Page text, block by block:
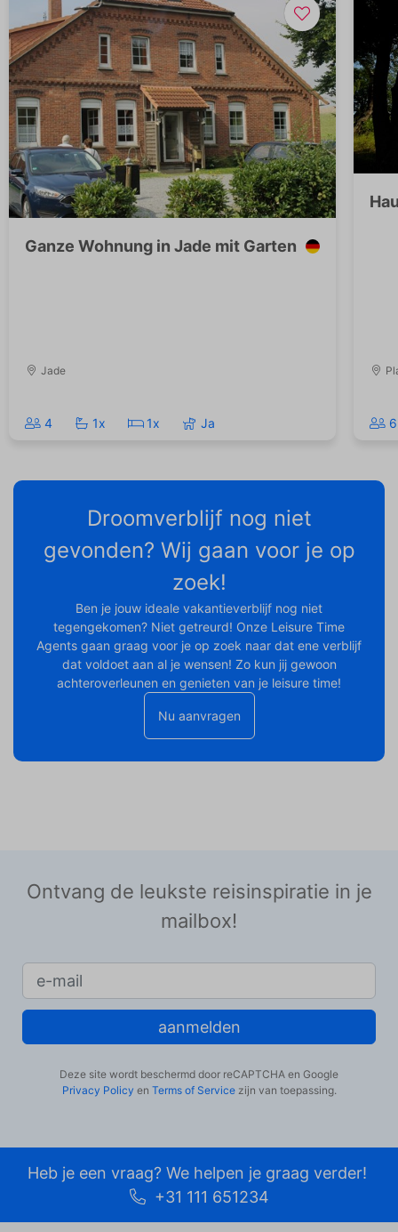
Ganze Wohnung in Jade mit Garten
Jade
4 1x 1x Ja 6
Droomverblijf nog niet
gevonden? Wij gaan voor je op
zoek!
Ben je jouw ideale vakantieverblijf nog niet
tegengekomen? Niet getreurd! Onze Leisure Time
Agents gaan graag voor je op zoek naar dat ene verblijf
dat voldoet aan al je wensen! Zo kun jij gewoon
achteroverleunen en genieten van je leisure time!
Nu aanvragen
Ontvang de leukste reisinspiratie in je
mailbox!
aanmelden
Deze site wordt beschermd door reCAPTCHA en Google
Privacy Policy en Terms of Servicezijn van toepassing.
Heb je een vraag? We helpen je graag verder!
+31 111 651234